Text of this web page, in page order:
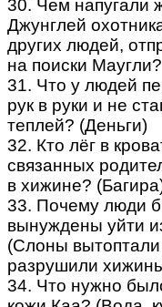
30. Чем напугали
Джунглей
других людей,
на поиски
31. Что у людей
рук в руки и не
теплей? (Деньги)
32. Кто лёг в
связанных
в хижине?
33. Почему люди
вынуждены уйти
(Слоны вытоптали
разрушили
34. Что нужно